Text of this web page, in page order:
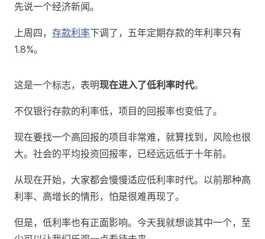
先说一个经济新闻。
上周四， 存款利率下调了，五年定期存款的年利率只有
1.8%。
这是一个标志，表明现在进入了低利率时代。
不仅银行存款的利率低，项目的回报率也变低了。
现在要找一个高回报的项目非常难，就算找到，风险也很
大。社会的平均投资回报率，已经远远低于十年前。
从现在开始，大家都会慢慢适应低利率时代。以前那种高
利率、高增长的情形，怕是很难再现了。
但是，低利率也有正面影响。今天我就想谈其中一个，至